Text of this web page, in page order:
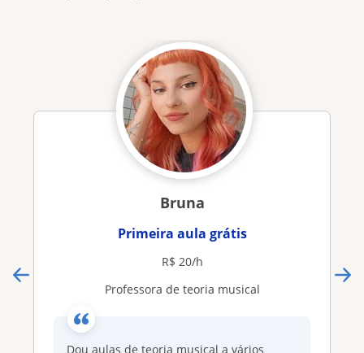
Bruna
Primeira aula grátis
R$ 20/h
Professora de teoria musical
Dou aulas de teoria musical a vários